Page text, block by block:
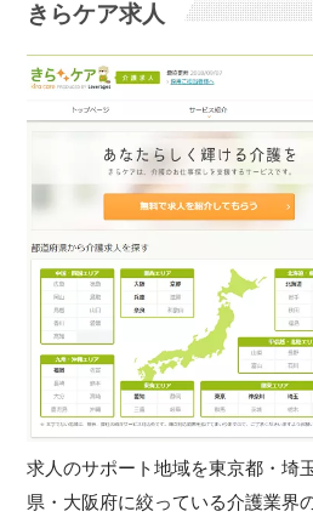
きらケア求人
求人のサポート地域を東京都・埼
県・大阪府に絞っている介護業界